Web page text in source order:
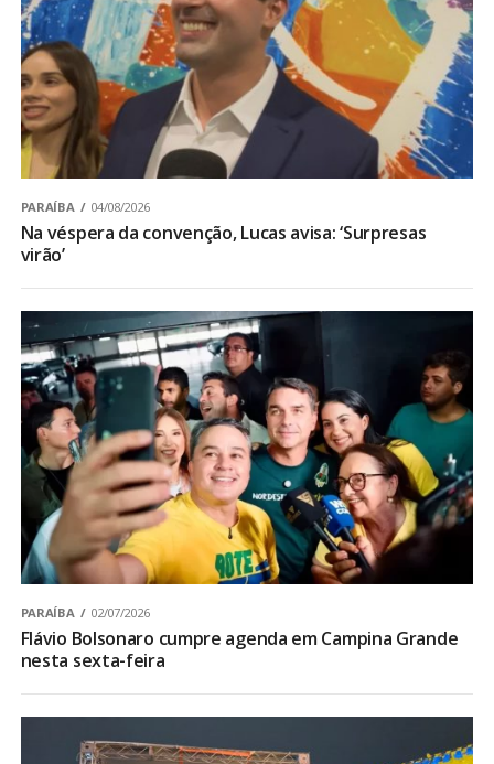
PARAÍBA 04/08/2026
Na véspera da convenção, Lucas avisa: ‘Surpresas
virão’
PARAÍBA 02/07/2026
Flávio Bolsonaro cumpre agenda em Campina Grande
nesta sexta-feira